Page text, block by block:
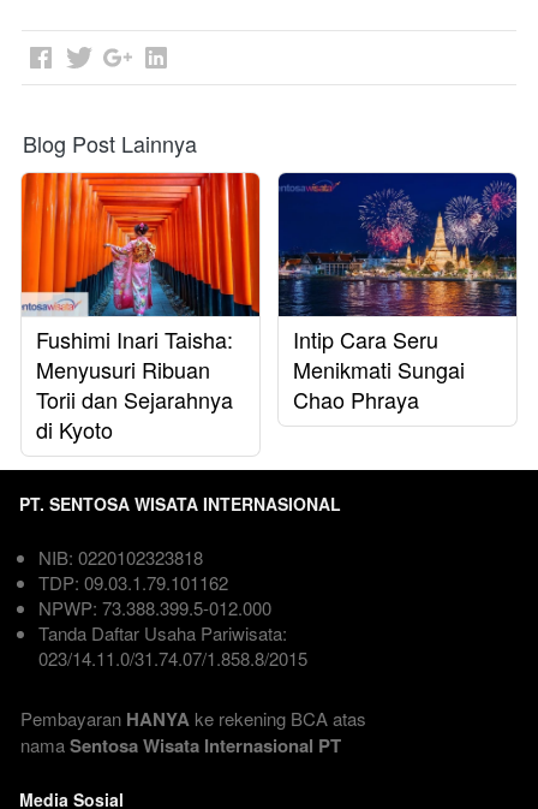
Blog Post Lainnya
Fushimi Inari Taisha:
Menyusuri Ribuan
Torii dan Sejarahnya
di Kyoto
Intip Cara Seru
Menikmati Sungai
Chao Phraya
PT. SENTOSA WISATA INTERNASIONAL
NIB: 0220102323818
TDP: 09.03.1.79.101162
NPWP: 73.388.399.5-012.000
Tanda Daftar Usaha Pariwisata:
023/14.11.0/31.74.07/1.858.8/2015
Pembayaran HANYA ke rekening BCA atas
nama Sentosa Wisata Internasional PT
Media Sosial